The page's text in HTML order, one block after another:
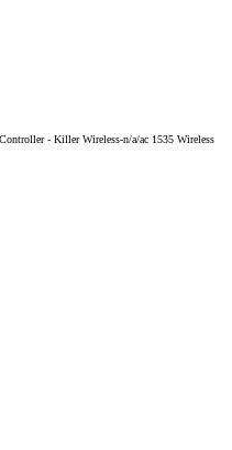
- Killer Wireless-n/a/ac 1535 Wireless